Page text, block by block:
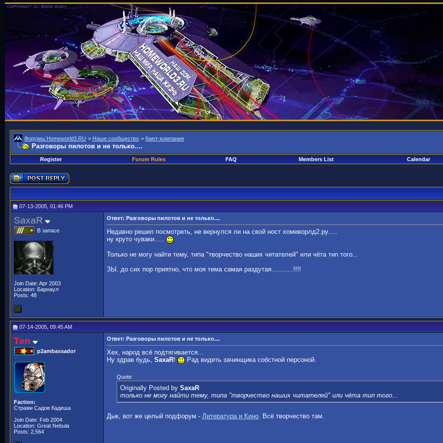
Форумы Homeworld3.RU > Наше сообщество > Кают-компания
Разговоры пилотов и не только....
Register
Forum Rules FAQ Members List Calendar
07-13-2005, 01:46 PM
SaxaR
В запасе
Join Date: Apr 2003
Location: Барнаул
Posts: 48
Ответ: Разговоры пилотов и не только....
Недавно решил посмотреть, не вернулся ли на свой ност хомеворлд2.ру.....
ну круто чуваки.....
Только не могу найти тему, типа "творчество наших читателей" или чёта тип того...
ЗЫ. до сих пор приятно, что моя тема самая раздутая...........!!!!
07-14-2005, 09:45 AM
Ten
p2ambassador
Faction:
Стражи Садов Кадеша
Join Date: Feb 2004
Location: Great Nebula
Posts: 2,564
Ответ: Разговоры пилотов и не только....
Хех, народ всё подтягивается...
Ну здрав будь, SaxaR! Рад видеть зачинщика собстной персоной.
Quote:
Originally Posted by SaxaR
только не могу найти тему, типа "творчество наших читателей" или чёта тип того...
Дык, вот же целый подфорум - Литература и Кино. Всё творчество там.